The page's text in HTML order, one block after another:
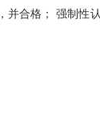
合格； 强制性